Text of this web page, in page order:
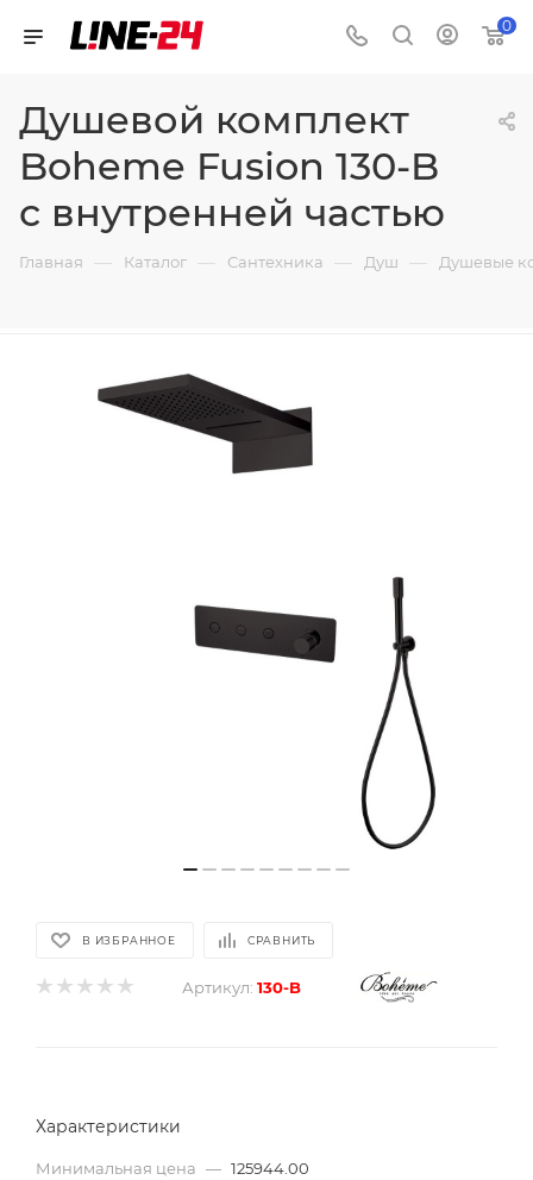
0
Душевой комплект
Boheme Fusion 130-B
с внутренней частью
Главная — Каталог — Сантехника — Душ — Душевые
В ИЗБРАННОЕ СРАВНИТЬ
Артикул: 130-B
Характеристики
Минимальная цена — 125944.00